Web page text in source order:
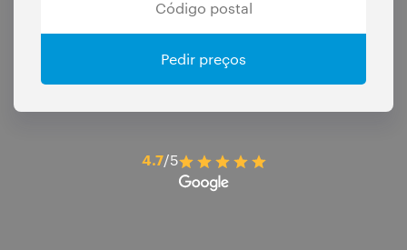
Pedir preços
4.7/5